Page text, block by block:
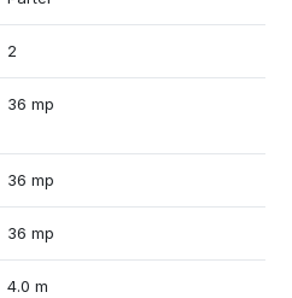
2
36 mp
36 mp
36 mp
4.0 m